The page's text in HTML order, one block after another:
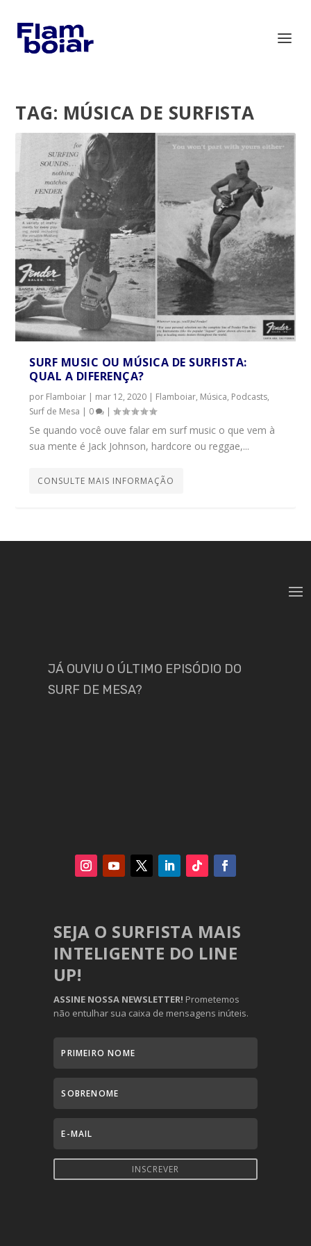
TAG: MÚSICA DE SURFISTA
SURF MUSIC OU MÚSICA DE SURFISTA:
QUAL A DIFERENÇA?
por Flamboiar | mar 12, 2020 | Flamboiar, Música, Podcasts,
Surf de Mesa | 0 |
Se quando você ouve falar em surf music o que vem à
sua mente é Jack Johnson, hardcore ou reggae,...
CONSULTE MAIS INFORMAÇÃO
JÁ OUVIU O ÚLTIMO EPISÓDIO DO
SURF DE MESA?
SEJA O SURFISTA MAIS
INTELIGENTE DO LINE
UP!
ASSINE NOSSA NEWSLETTER! Prometemos
não entulhar sua caixa de mensagens inúteis.
INSCREVER